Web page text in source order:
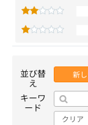
並び替
え
新
キーワ
ード
クリア